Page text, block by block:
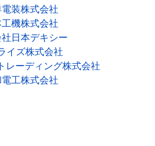
装株式会社
工機株式会社
日本デキシー
イズ株式会社
レーディング株式会社
工株式会社